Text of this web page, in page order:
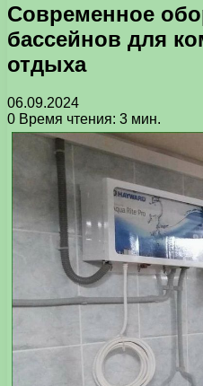
Современное
бассейнов для
отдыха
06.09.2024
0 Время чтения: 3 мин.